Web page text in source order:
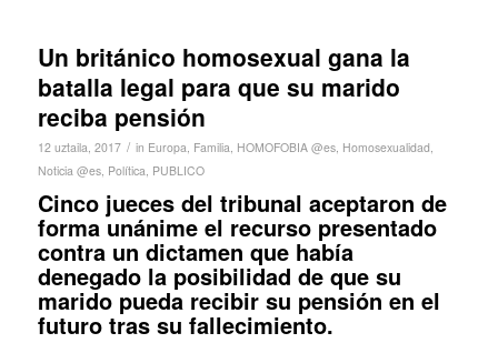
Un británico homosexual gana la
batalla legal para que su marido
reciba pensión
12 uztaila, 2017 / in Europa, Familia, HOMOFOBIA @es, Homosexualidad,
Noticia @es, Política, PUBLICO
Cinco jueces del tribunal aceptaron de
forma unánime el recurso presentado
contra un dictamen que había
denegado la posibilidad de que su
marido pueda recibir su pensión en el
futuro tras su fallecimiento.